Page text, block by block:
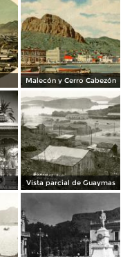
Malecón y Cerro Cabezón
Vista parcial de Guaymas